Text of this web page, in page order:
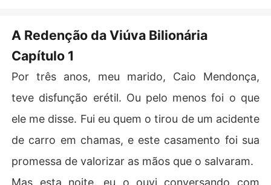
As traições continuaram. Ele alegou que foi ela quem o
terra para resgatá-la. Quando acordei no hospital com
as costelas quebradas, ele me pediu para doar pele da
Ele queria mutilar meu corpo pela mulher que roubou mi
u amor era um fardo, meu sacrifício uma piada da qual
eles riam pelas minhas costas.
A Redenção da Viúva Bilionária
Capítulo 1
Por três anos, meu marido, Caio Mendonça,
teve disfunção erétil. Ou pelo menos foi o que
ele me disse. Fui eu quem o tirou de um acidente
de carro em chamas, e este casamento foi sua
promessa de valorizar as mãos que o salvaram.
Mas esta noite, eu o ouvi conversando com